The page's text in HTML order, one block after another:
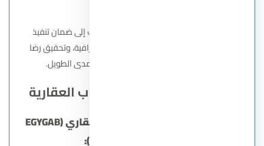
تعاونات إيجي جاب مع هذه الشركات تهدف إلى ضمان تنفيذ
مشاريعها بأعلى مستوى من الجودة والاحترافية، وتحقيق رضا
العملاء وتعزيز قيمة مشاريعها على المدى الطويل.
رسالة ورؤية شركة ايجي جاب العقارية
رؤية شركة إيجي جاب للتطوير العقاري (EGYGAB
Developments Vision):